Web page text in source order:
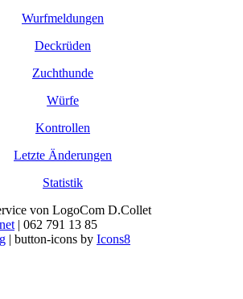
Wurfmeldungen
Deckrüden
Zuchthunde
Würfe
Kontrollen
Letzte Änderungen
Statistik
von LogoCom D.Collet
| 062 791 13 85
| button-icons by Icons8